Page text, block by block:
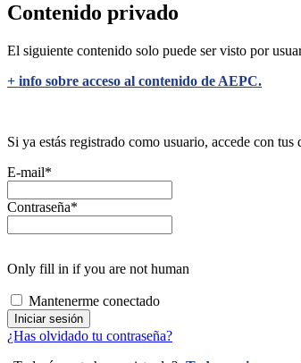
Contenido privado
El siguiente contenido solo puede ser visto por
+ info sobre acceso al contenido de AEPC.
Si ya estás registrado como usuario, accede con
E-mail*
Contraseña*
Only fill in if you are not human
Mantenerme conectado
¿Has olvidado tu contraseña?